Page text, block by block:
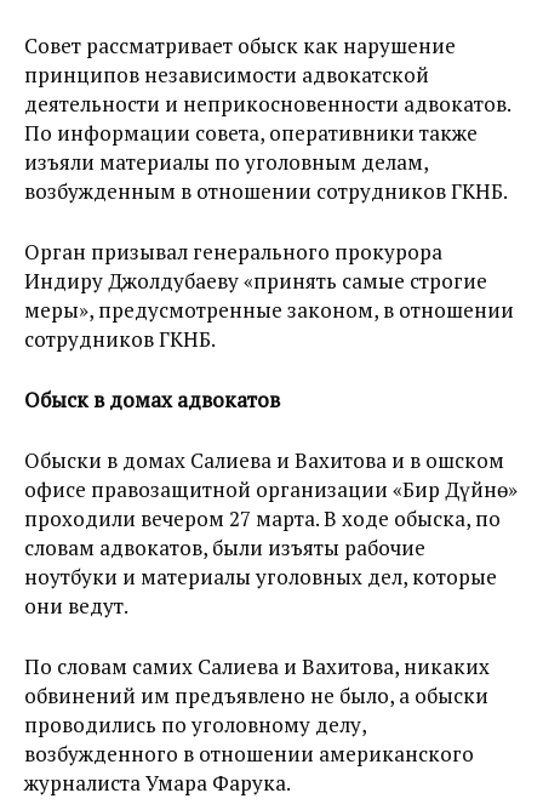
Совет рассматривает обыск как нарушение
принципов независимости адвокатской
деятельности и неприкосновенности адвокатов.
По информации совета, оперативники также
изъяли материалы по уголовным делам,
возбужденным в отношении сотрудников ГКНБ.
Орган призывал генерального прокурора
Индиру Джолдубаеву «принять самые строгие
меры», предусмотренные законом, в отношении
сотрудников ГКНБ.
Обыск в домах адвокатов
Обыски в домах Салиева и Вахитова и в ошском
офисе правозащитной организации «Бир Дүйнө»
проходили вечером 27 марта. В ходе обыска, по
словам адвокатов, были изъяты рабочие
ноутбуки и материалы уголовных дел, которые
они ведут.
По словам самих Салиева и Вахитова, никаких
обвинений им предъявлено не было, а обыски
проводились по уголовному делу,
возбужденного в отношении американского
журналиста Умара Фарука.